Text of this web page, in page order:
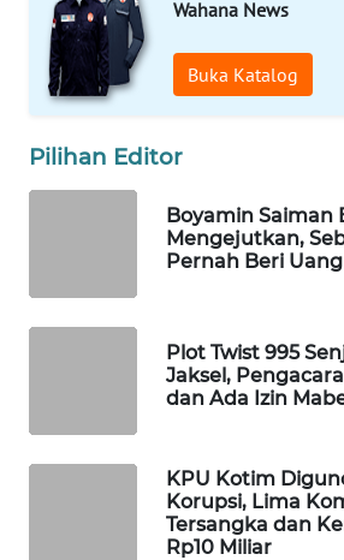
Wahana News
Buka Katalog
Pilihan Editor
Boyamin
Mengejutkan,
Pernah Beri Uang
Plot Twist 995
Jaksel,
dan Ada Izin
KPU Kotim
Korupsi, Lima
Tersangka dan
Rp10 Miliar
WAHANA
SELEB
WAHANA
PERSONA
WAHANA
HEALTH
WISATA